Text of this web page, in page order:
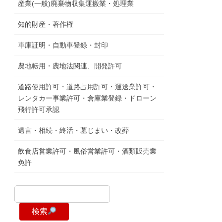
産業(一般)廃棄物収集運搬業・処理業
知的財産・著作権
車庫証明・自動車登録・封印
農地転用・農地法関連、開発許可
道路使用許可・道路占用許可・運送業許可・
レンタカー事業許可・倉庫業登録・ドローン
飛行許可承認
遺言・相続・終活・墓じまい・改葬
飲食店営業許可・風俗営業許可・酒類販売業
免許
検索